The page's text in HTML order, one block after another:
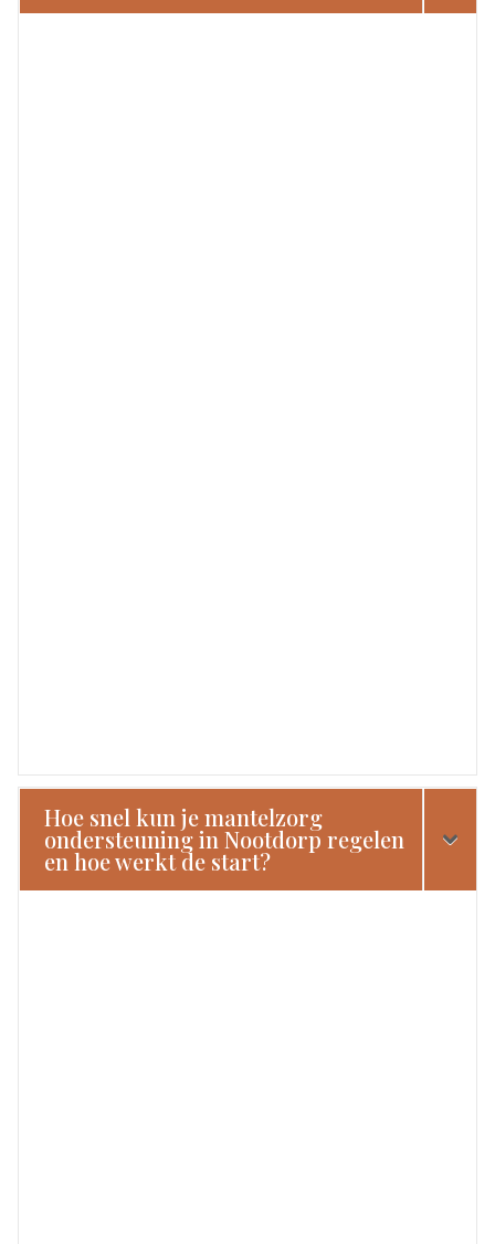
Hoe snel kun je mantelzorg
ondersteuning in Nootdorp regelen
en hoe werkt de start?